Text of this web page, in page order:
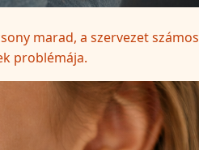
marad, a szervezet számos
problémája.